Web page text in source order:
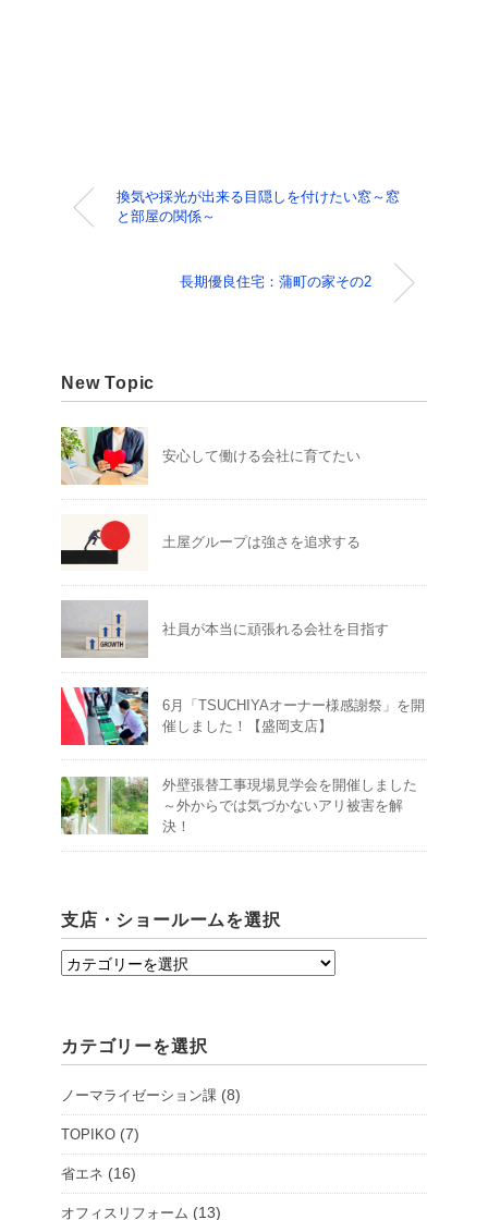
換気や採光が出来る目隠しを付けたい窓～窓
と部屋の関係～
長期優良住宅：蒲町の家その2
New Topic
安心して働ける会社に育てたい
土屋グループは強さを追求する
社員が本当に頑張れる会社を目指す
6月「TSUCHIYAオーナー様感謝祭」を開
催しました！【盛岡支店】
外壁張替工事現場見学会を開催しました
～外からでは気づかないアリ被害を解
決！
支店・ショールームを選択
支
ョ
ル
ー
を
カテゴリーを選択
ノーマライゼーション課 (8)
TOPIKO (7)
省エネ (16)
オフィスリフォーム (13)